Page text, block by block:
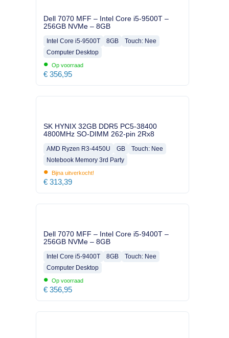
Dell 7070 MFF – Intel Core i5-9500T –
256GB NVMe – 8GB
Intel Core i5-9500T 8GB
Touch: Nee
Computer Desktop
• Op voorraad
€ 356,95
SK HYNIX 32GB DDR5 PC5-38400
4800MHz SO-DIMM 262-pin 2Rx8
AMD Ryzen R3-4450U GB
Touch: Nee
Notebook Memory 3rd Party
• Bijna uitverkocht!
€ 313,39
Dell 7070 MFF – Intel Core i5-9400T –
256GB NVMe – 8GB
Intel Core i5-9400T 8GB
Touch: Nee
Computer Desktop
• Op voorraad
€ 356,95